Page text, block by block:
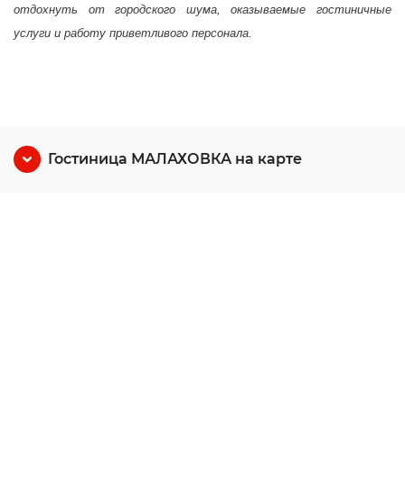
отдохнуть от городского шума, оказываемые гостиничные
услуги и работу приветливого персонала.
Гостиница МАЛАХОВКА на карте